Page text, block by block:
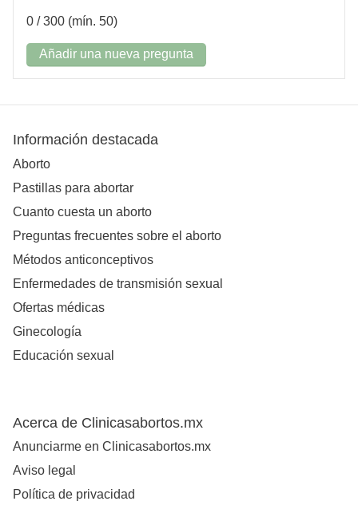
0 / 300 (mín. 50)
Añadir una nueva pregunta
Información destacada
Aborto
Pastillas para abortar
Cuanto cuesta un aborto
Preguntas frecuentes sobre el aborto
Métodos anticonceptivos
Enfermedades de transmisión sexual
Ofertas médicas
Ginecología
Educación sexual
Acerca de Clinicasabortos.mx
Anunciarme en Clinicasabortos.mx
Aviso legal
Política de privacidad